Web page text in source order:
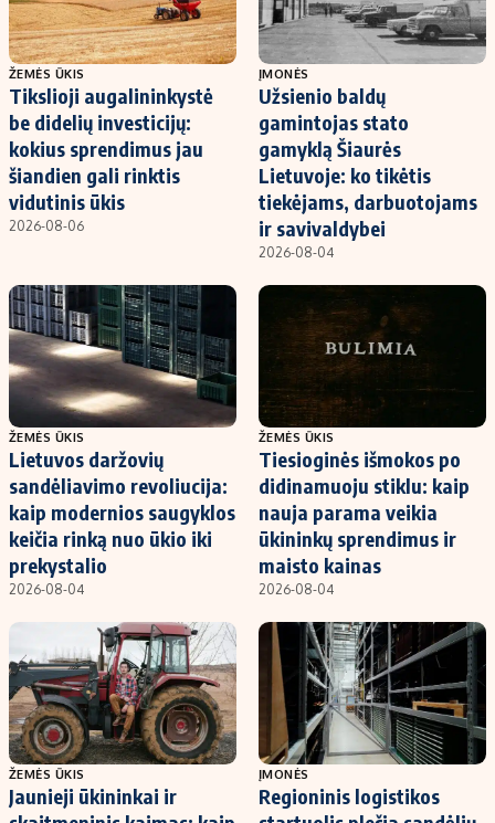
ŽEMĖS ŪKIS
Tikslioji augalininkystė
be didelių investicijų:
kokius sprendimus jau
šiandien gali rinktis
vidutinis ūkis
2026-08-06
ĮMONĖS
Užsienio baldų
gamintojas stato
gamyklą Šiaurės
Lietuvoje: ko tikėtis
tiekėjams, darbuotojams
ir savivaldybei
2026-08-04
ŽEMĖS ŪKIS
Lietuvos daržovių
sandėliavimo revoliucija:
kaip modernios saugyklos
keičia rinką nuo ūkio iki
prekystalio
2026-08-04
ŽEMĖS ŪKIS
Tiesioginės išmokos po
didinamuoju stiklu: kaip
nauja parama veikia
ūkininkų sprendimus ir
maisto kainas
2026-08-04
ŽEMĖS ŪKIS
Jaunieji ūkininkai ir
ĮMONĖS
Regioninis logistikos